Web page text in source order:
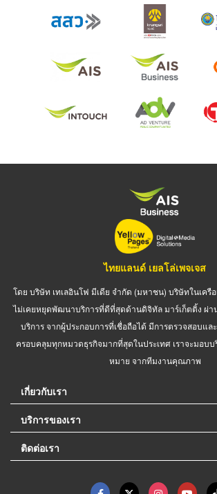
ไทยแลนด์ เยลโล่เพจเจส
โดย บริษัท เทเลอินโฟ มีเดีย จำกัด (มหาชน) บริษัทในเครื
ไม่เคยหยุดพัฒนาบริการที่ดีที่สุดด้านดิจิทัล มาร์เก็ตติ้ง ผ่า
บริการ จากผู้ประกอบการที่เชื่อถือได้ มีการตรวจสอบแ
ครอบคลุมทุกหมวดธุรกิจมากที่สุดในประเทศ เราจะมอบ
หมาย จากทีมงานคุณภาพ
เกี่ยวกับเรา
บริการของเรา
ติดต่อเรา